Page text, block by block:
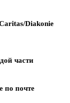
Diakonie
части
по почте